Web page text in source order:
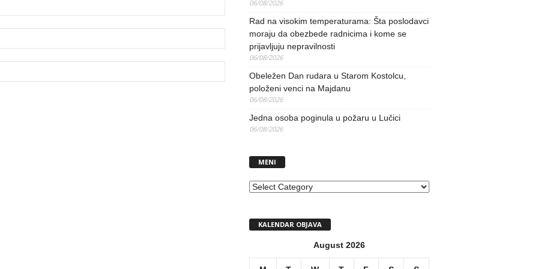
06/08/2026
Rad na visokim temperaturama: Šta poslodavci
moraju da obezbede radnicima i kome se
prijavljuju nepravilnosti
06/08/2026
Obeležen Dan rudara u Starom Kostolcu,
položeni venci na Majdanu
06/08/2026
Jedna osoba poginula u požaru u Lučici
06/08/2026
MENI
MENI
KALENDAR OBJAVA
August 2026